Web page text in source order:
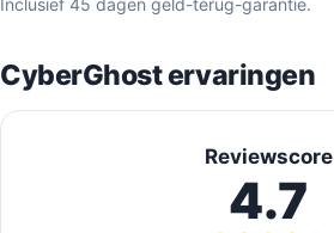
Inclusief 45 dagen geld-terug-garantie.
CyberGhost ervaringen
Reviewscore
4.7